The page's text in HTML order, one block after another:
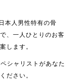
本人男性特有の骨
、一人ひとりのお客
します。
シャリストがあなた
ださい。